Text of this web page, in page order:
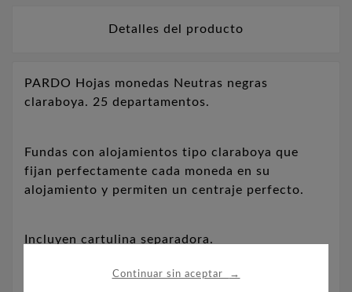
Continuar sin aceptar →
Detalles del producto
PARDO Hojas monedas Neutras negras
claraboya. 25 departamentos.
Fundas con alojamientos tipo claraboya que
fijan perfectamente cada moneda en su
alojamiento y permiten un centraje perfecto.
Incluyen cartulina separadora.